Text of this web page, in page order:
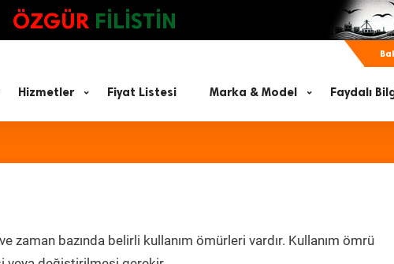
ÖZGÜR FİLİSTİN
Hizmetler Fiyat Listesi Marka & Model Faydalı
zaman bazında belirli kullanım ömürleri vardır. Kullanım ömrü